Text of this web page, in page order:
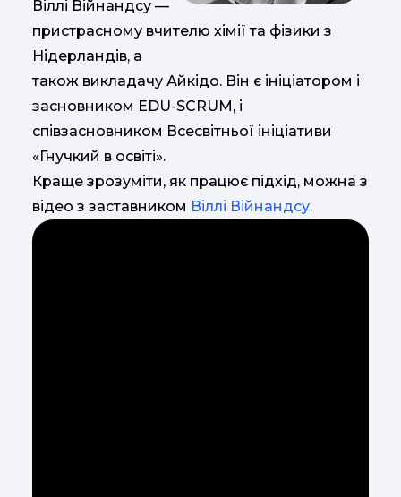
Віллі Війнандсу —
пристрасному вчителю хімії та фізики з
Нідерландів, а
також викладачу Айкідо. Він є ініціатором і
засновником EDU-SCRUM, і
співзасновником Всесвітньої ініціативи
«Гнучкий в освіті».
Краще зрозуміти, як працює підхід, можна з
відео з заставником Віллі Війнандсу.